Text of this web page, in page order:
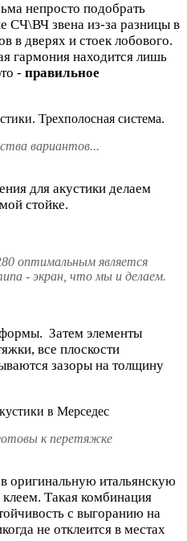
непросто подобрать
СЧ\ВЧ звена из-за разницы в
в дверях и стоек лобового.
гармония находится лишь
- правильное
вариантов...
для акустики делаем
стойке.
оптимальным является
- экран, что мы и делаем.
формы. Затем элементы
все плоскости
зазоры на толщину
к перетяжке
оригинальную итальянскую
Такая комбинация
с выгоранию на
не отклеится в местах